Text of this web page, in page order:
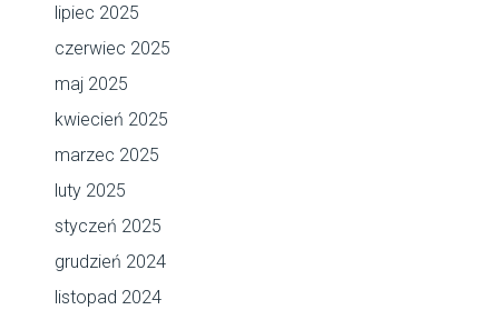
lipiec 2025
czerwiec 2025
maj 2025
kwiecień 2025
marzec 2025
luty 2025
styczeń 2025
grudzień 2024
listopad 2024